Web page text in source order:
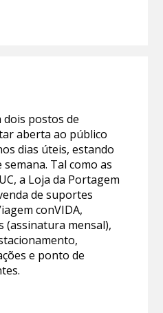
dois postos de
aberta ao público
dias úteis, estando
Tal como as
a Loja da Portagem
de suportes
conVIDA,
(assinatura mensal),
e ponto de